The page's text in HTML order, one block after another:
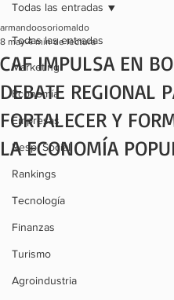
Todas las entradas
Marketing
Economía
Empresas
Resp. Social
Rankings
Tecnología
Finanzas
Turismo
Agroindustria
Todas las entradas
CAF IMPULSA EN
DEBATE REGIONAL
FORTALECER Y
LA ECONOMÍA
armandoosoriomaldo
8 may 4 min de lectura